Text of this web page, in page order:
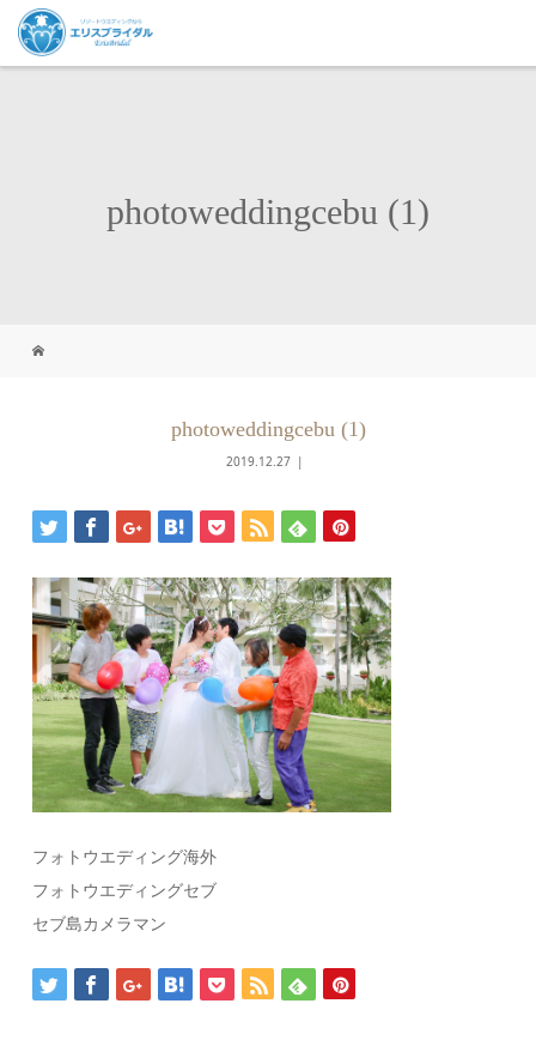
photoweddingcebu (1)
photoweddingcebu (1)
2019.12.27
フォトウエディング海外
フォトウエディングセブ
セブ島カメラマン